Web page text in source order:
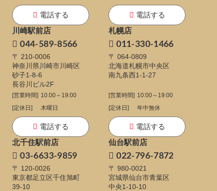
電話する
電話する
川崎駅前店
044-589-8566
〒 210-0006
神奈川県川崎市川崎区
砂子1-8-6
長谷川ビル2F
[営業時間] 10:00～19:00
[定休日]
木曜日
電話する
札幌店
011-330-1466
〒 064-0809
北海道札幌市中央区
南九条西1-1-27
[営業時間] 10:00～19:00
[定休日]
年中無休
電話する
北千住駅前店
03-6633-9859
〒 120-0026
東京都足立区千住旭町
39-10
仙台駅前店
022-796-7872
〒 980-0021
宮城県仙台市青葉区
中央1-10-10